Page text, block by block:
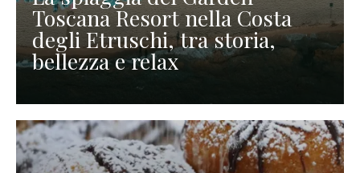
Toscana Resort nella Costa
degli Etruschi, tra storia,
bellezza e relax